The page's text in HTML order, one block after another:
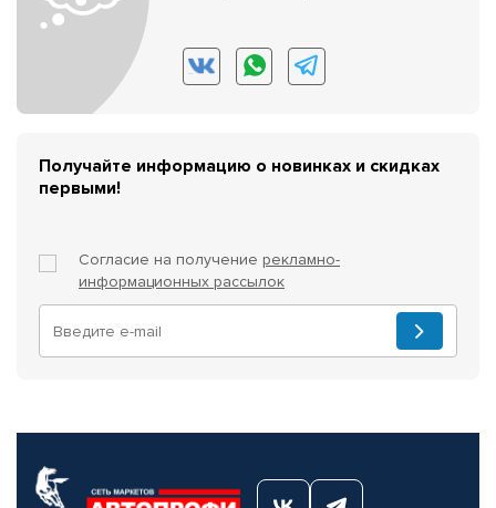
Получайте информацию о новинках и скидках
первыми!
Согласие на получение рекламно-
информационных рассылок